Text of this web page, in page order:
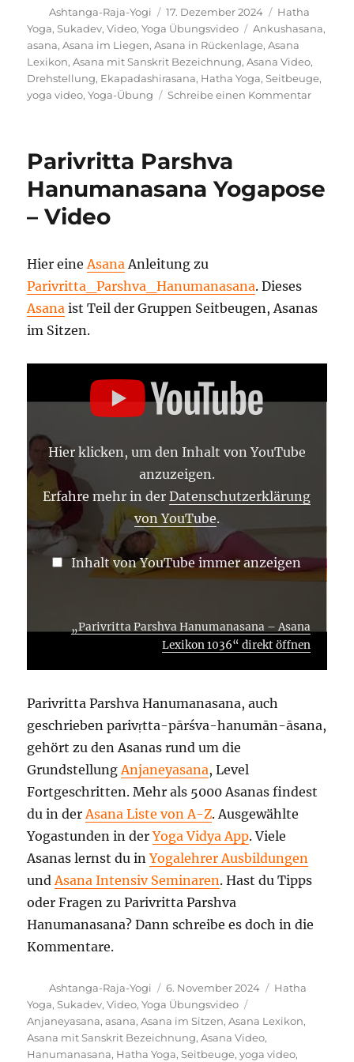
Autor
Ashtanga-Raja-Yogi
Veröffentlicht
am
17. Dezember 2024 Kategorien
Hatha
Yoga,Sukadev,Video,Yoga Übungsvideo Schlagwörter
Ankushasana,
asana,Asana im Liegen,Asana in Rückenlage,Asana
Lexikon,Asana mit Sanskrit Bezeichnung,Asana Video,
Drehstellung, Ekapadashirasana, Hatha Yoga,Seitbeuge,
yoga video,Yoga-Übung Schreibe einen Kommentarzu
Parivritta Parshva
Hanumanasana Yogapose
– Video
Hier eineAsanaAnleitung zu
Parivritta_Parshva_Hanumanasana. Dieses
Asana ist Teil der Gruppen Seitbeugen, Asanas
im Sitzen.
„PARIVRITTA
PARSHVA
HANUMANASANA
–
LEXIKON
1036“
VON
YOUTUBE
ANZEIGEN
Hier klicken, um den Inhalt von YouTube
anzuzeigen.
Erfahre mehr in derDatenschutzerklärung
von YouTube.
Inhalt von YouTube immer anzeigen
„Parivritta Parshva Hanumanasana – Asana
Lexikon 1036“ direkt öffnen
Parivritta Parshva Hanumanasana, auch
geschrieben parivṛtta-pārśva-hanumān-āsana,
gehört zu den Asanas rund um die
GrundstellungAnjaneyasana, Level
Fortgeschritten. Mehr als 5000 Asanas findest
du in derAsana Liste von A-Z. Ausgewählte
Yogastunden in derYoga Vidya App. Viele
Asanas lernst du inYogalehrer Ausbildungen
undAsana Intensiv Seminaren. Hast du Tipps
oder Fragen zu Parivritta Parshva
Hanumanasana? Dann schreibe es doch in die
Kommentare.
Autor
Ashtanga-Raja-Yogi
Veröffentlicht
am
6. November 2024 Kategorien
Hatha
Yoga,Sukadev,Video,Yoga Übungsvideo
Anjaneyasana,asana,Asana im Sitzen,Asana Lexikon,
Asana mit Sanskrit Bezeichnung,Asana Video,
Hanumanasana, Hatha Yoga,Seitbeuge,yoga video,